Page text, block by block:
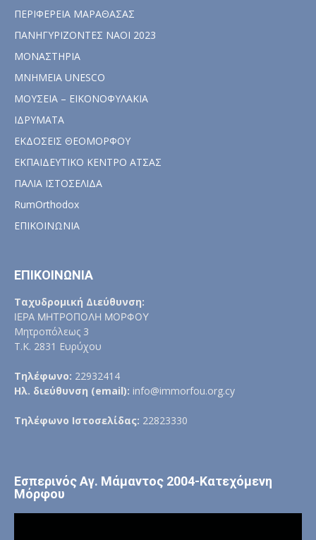
ΠΕΡΙΦΕΡΕΙΑ ΜΑΡΑΘΑΣΑΣ
ΠΑΝΗΓΥΡΙΖΟΝΤΕΣ ΝΑΟΙ 2023
ΜΟΝΑΣΤΗΡΙΑ
ΜΝΗΜΕΙΑ UNESCO
ΜΟΥΣΕΙΑ – ΕΙΚΟΝΟΦΥΛΑΚΙΑ
ΙΔΡΥΜΑΤΑ
ΕΚΔΟΣΕΙΣ ΘΕΟΜΟΡΦΟΥ
ΕΚΠΑΙΔΕΥΤΙΚΟ ΚΕΝΤΡΟ ΑΤΣΑΣ
ΠΑΛΙΑ ΙΣΤΟΣΕΛΙΔΑ
RumOrthodox
ΕΠΙΚΟΙΝΩΝΙΑ
ΕΠΙΚΟΙΝΩΝΙΑ
Ταχυδρομική Διεύθυνση:
ΙΕΡΑ ΜΗΤΡΟΠΟΛΗ ΜΟΡΦΟΥ
Μητροπόλεως 3
Τ.Κ. 2831 Ευρύχου
Τηλέφωνο: 22932414
Ηλ. διεύθυνση (email): info@immorfou.org.cy
Τηλέφωνο Ιστοσελίδας: 22823330
Εσπερινός Αγ. Μάμαντος 2004-Κατεχόμενη
Μόρφου